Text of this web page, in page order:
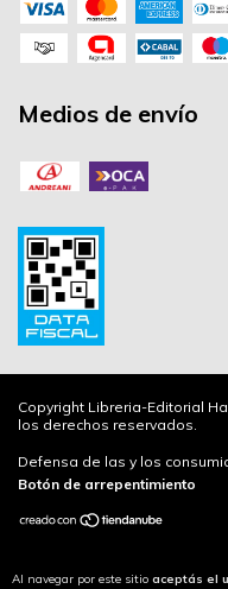
Al navegar por este sitio aceptás el
Medios de envío
Copyright Libreria-Editorial
los derechos reservados.
Defensa de las y los
Botón de arrepentimiento